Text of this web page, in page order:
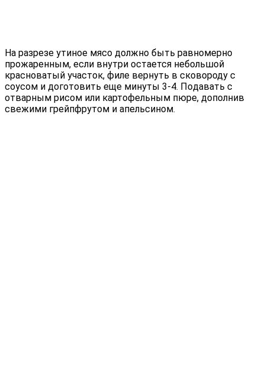
На разрезе утиное мясо должно быть равномерно
прожаренным, если внутри остается небольшой
красноватый участок, филе вернуть в сковороду с
соусом и доготовить еще минуты 3-4. Подавать с
отварным рисом или картофельным пюре, дополнив
свежими грейпфрутом и апельсином.